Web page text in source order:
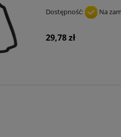
Dostępność: Na
29,78 zł